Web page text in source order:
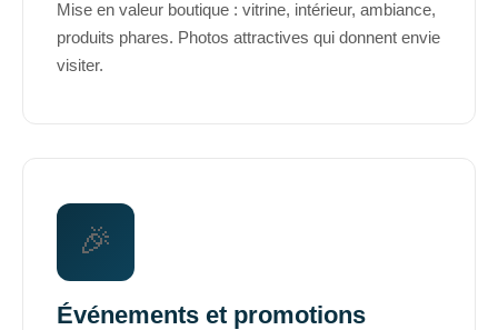
Mise en valeur boutique : vitrine, intérieur, ambiance,
produits phares. Photos attractives qui donnent envie
visiter.
🎉
Événements et promotions